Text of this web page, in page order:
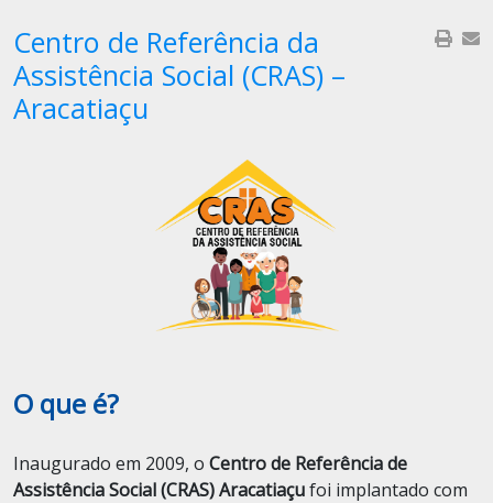
Centro de Referência da
Assistência Social (CRAS) –
Aracatiaçu
O que é?
Inaugurado em 2009, o Centro de Referência de
Assistência Social (CRAS) Aracatiaçufoi implantado com